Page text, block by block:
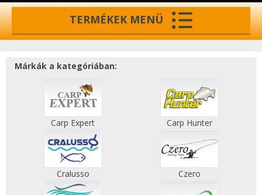
TERMÉKEK MENÜ
Márkák a kategóriában:
Carp Expert Carp Hunter
Cralusso Czero